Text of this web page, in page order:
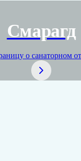
Смарагд
о санаторном